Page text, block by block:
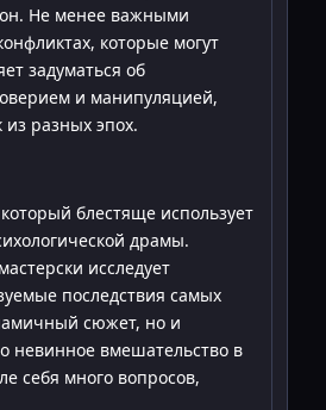
Не менее важными
которые могут
задуматься об
и манипуляцией,
из разных эпох.
блестяще использует
драмы.
исследует
последствия самых
сюжет, но и
невинное вмешательство в
себя много вопросов,